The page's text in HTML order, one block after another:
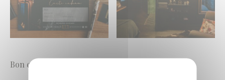
Bon cadeau ♥️